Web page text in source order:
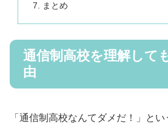
まとめ
通信制高校を理解して
由
「通信制高校なんてダメだ！」とい